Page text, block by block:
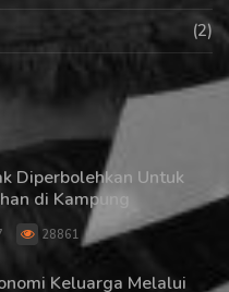
(2)
Diperbolehkan Untuk
di Kampung
28861
Keluarga Melalui